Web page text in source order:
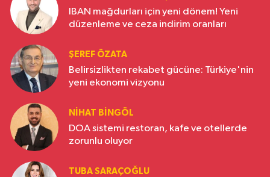
IBAN mağdurları için yeni dönem! Yeni
düzenleme ve ceza indirim oranları
ŞEREF ÖZATA
Belirsizlikten rekabet gücüne: Türkiye'nin
yeni ekonomi vizyonu
NIHAT BINGÖL
DOA sistemi restoran, kafe ve otellerde
zorunlu oluyor
TUBA SARAÇOĞLU